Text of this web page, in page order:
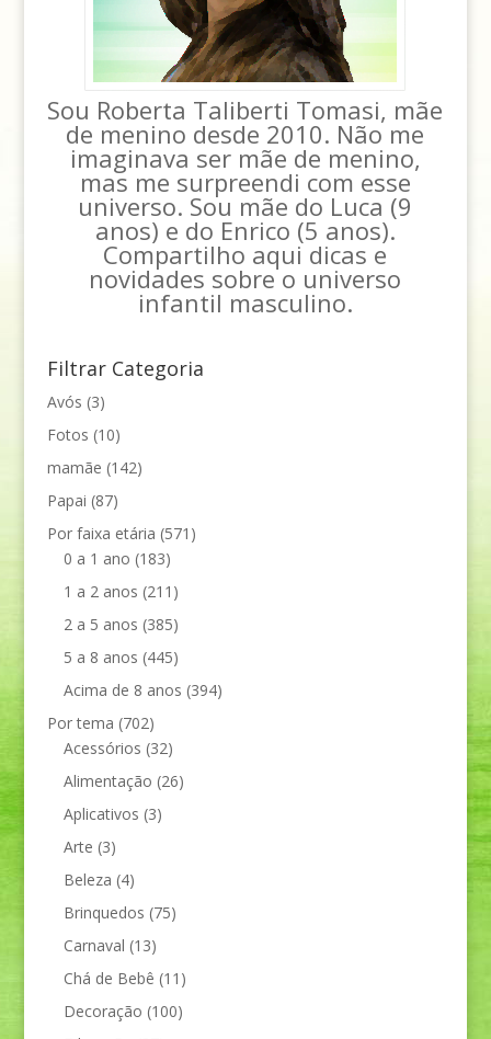
Sou Roberta Taliberti Tomasi, mãe
de menino desde 2010. Não me
imaginava ser mãe de menino,
mas me surpreendi com esse
universo. Sou mãe do Luca (9
anos) e do Enrico (5 anos).
Compartilho aqui dicas e
novidades sobre o universo
infantil masculino.
Filtrar Categoria
Avós (3)
Fotos (10)
mamãe (142)
Papai (87)
Por faixa etária (571)
0 a 1 ano (183)
1 a 2 anos (211)
2 a 5 anos (385)
5 a 8 anos (445)
Acima de 8 anos (394)
Por tema (702)
Acessórios (32)
Alimentação (26)
Aplicativos (3)
Arte (3)
Beleza (4)
Brinquedos (75)
Carnaval (13)
Chá de Bebê (11)
Decoração (100)